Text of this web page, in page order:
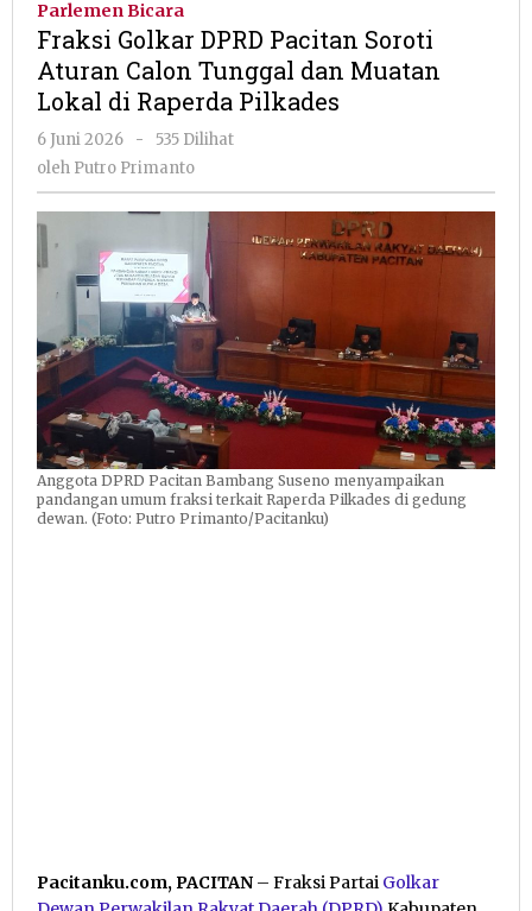
Soroti
Aturan
Lokal
di
Raperda
Pilkades
Parlemen Bicara
Fraksi Golkar DPRD Pacitan Soroti
Aturan Calon Tunggal dan Muatan
Lokal di Raperda Pilkades
6 Juni 2026
oleh
Putro
-
535 Dilihat
oleh Putro Primanto
Anggota DPRD Pacitan Bambang Suseno menyampaikan
pandangan umum fraksi terkait Raperda Pilkades di gedung
dewan. (Foto: Putro Primanto/Pacitanku)
Pacitanku.com, PACITAN – Fraksi Partai Golkar